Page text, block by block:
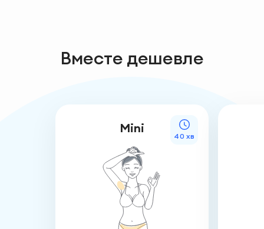
Вместе дешевле
Mini
40 хв